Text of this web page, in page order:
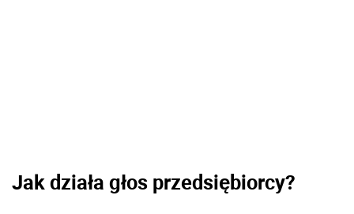
Jak działa głos przedsiębiorcy?